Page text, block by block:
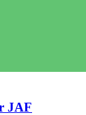
JAF